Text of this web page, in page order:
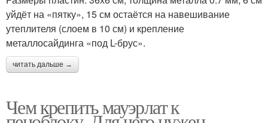
уйдёт на «пятку», 15 см остаётся на навешивание
утеплителя (слоем в 10 см) и крепление
металлосайдинга «под L-брус».
читать дальше →
Чем крепить мауэрлат к